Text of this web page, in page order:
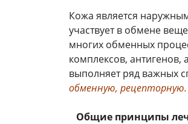
Кожа является
участвует в обмене
многих обменных
комплексов, антигенов,
выполняет ряд важных
обменную, рецепторную.
Общие принципы